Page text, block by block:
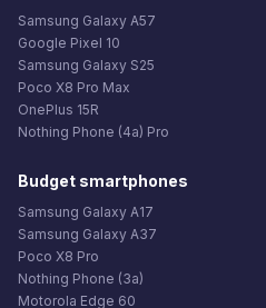
Samsung Galaxy A57
Google Pixel 10
Samsung Galaxy S25
Poco X8 Pro Max
OnePlus 15R
Nothing Phone (4a) Pro
Budget smartphones
Samsung Galaxy A17
Samsung Galaxy A37
Poco X8 Pro
Nothing Phone (3a)
Motorola Edge 60